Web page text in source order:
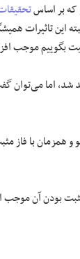
که بر اساس
این تاثیرات
بگوییم موجب
اما می‌توان
همزمان با فاز
مثبت بودن آن